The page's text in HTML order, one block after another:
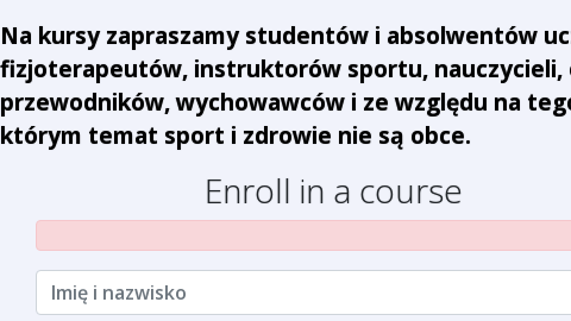
Na kursy zapraszamy studentów i absolwentów
fizjoterapeutów, instruktorów sportu, nauczycieli,
przewodników, wychowawców i ze względu na
którym temat sport i zdrowie nie są obce.
Enroll in a course